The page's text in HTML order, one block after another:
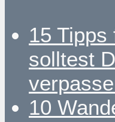
15 Tipps
solltest
10